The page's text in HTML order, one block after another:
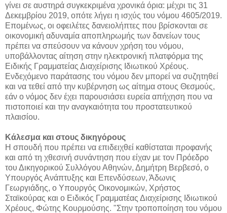
γίνει σε αυστηρά συγκεκριμένα χρονικά όρια: μέχρι τις 31
Δεκεμβρίου 2019, οπότε λήγει η ισχύς του νόμου 4605/2019.
Επομένως, οι οφειλέτες δανειολήπτες που βρίσκονται σε
οικονομική αδυναμία αποπληρωμής των δανείων τους
πρέπει να σπεύσουν να κάνουν χρήση του νόμου,
υποβάλλοντας αίτηση στην ηλεκτρονική πλατφόρμα της
Ειδικής Γραμματείας Διαχείρισης Ιδιωτικού Χρέους.
Ενδεχόμενο παράτασης του νόμου δεν μπορεί να συζητηθεί
και να τεθεί από την κυβέρνηση ως αίτημα στους Θεσμούς,
εάν ο νόμος δεν έχει παρουσιάσει ευρεία απήχηση που να
πιστοποιεί και την αναγκαιότητα του προστατευτικού
πλαισίου.
Κάλεσμα και στους δικηγόρους
Η σπουδή που πρέπει να επιδειχθεί καθίσταται προφανής
και από τη χθεσινή συνάντηση που είχαν με τον Πρόεδρο
του Δικηγορικού Συλλόγου Αθηνών, Δημήτρη Βερβεσό, ο
Υπουργός Ανάπτυξης και Επενδύσεων, Άδωνις
Γεωργιάδης, ο Υπουργός Οικονομικών, Χρήστος
Σταϊκούρας και ο Ειδικός Γραμματέας Διαχείρισης Ιδιωτικού
Χρέους, Φώτης Κουρμούσης. "Στην τροποποίηση του νόμου